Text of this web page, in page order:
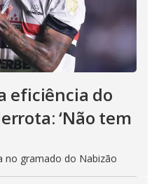
eficiência do
‘Não tem
no gramado do Nabizão